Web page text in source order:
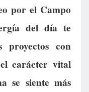
por el Campo
del día te
proyectos con
el carácter vital
se siente más